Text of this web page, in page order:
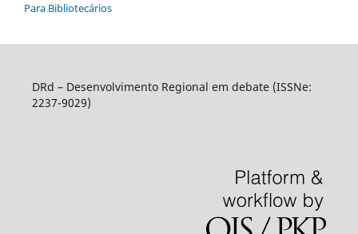
Para Bibliotecários
DRd – Desenvolvimento Regional em debate (ISSNe:
2237-9029)